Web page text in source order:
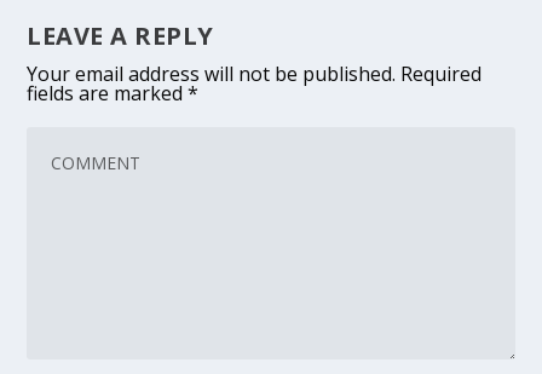
LEAVE A REPLY
Your email address will not be published. Required
fields are marked*